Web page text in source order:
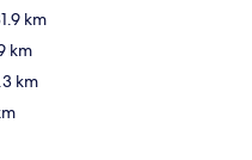
km
km
km